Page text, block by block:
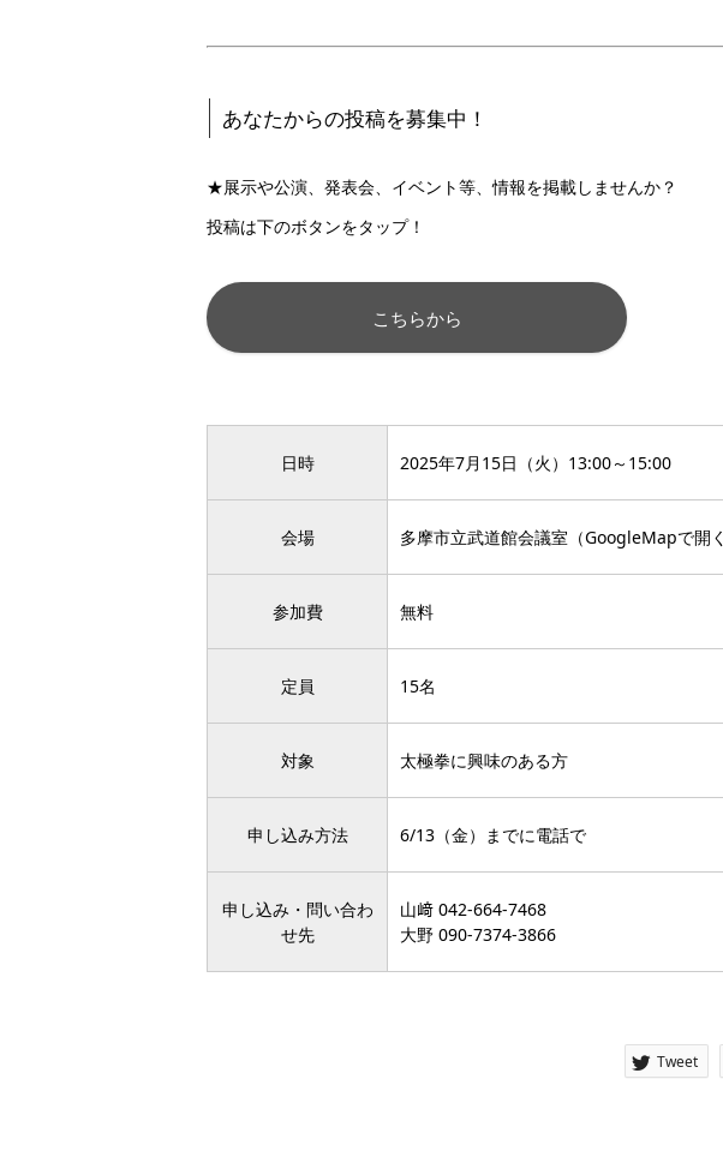
あなたからの投稿を募集中！
★展示や公演、発表会、イベント等、情報を掲載しませんか？
投稿は下のボタンをタップ！
こちらから
日時 2025年7月15日（火）13:00～15:00
会場 多摩市立武道館会議室（GoogleMapで開く
参加費 無料
定員 15名
対象 太極拳に興味のある方
申し込み方法 6/13（金）までに電話で
申し込み・問い合わ
せ先
山﨑 042-664-7468
大野 090-7374-3866
Tweet